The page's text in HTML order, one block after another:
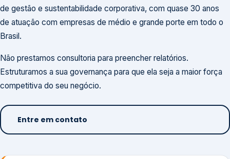
de gestão e sustentabilidade corporativa, com quase 30 anos
de atuação com empresas de médio e grande porte em todo o
Brasil.
Não prestamos consultoria para preencher relatórios.
Estruturamos a sua governança para que ela seja a maior força
competitiva do seu negócio.
Entre em contato